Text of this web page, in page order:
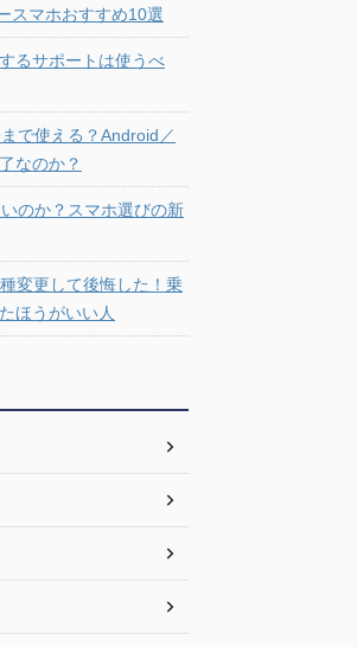
スマホおすすめ10選
るサポートは使うべ
で使える？Android／
なのか？
のか？スマホ選びの新
変更して後悔した！乗
ほうがいい人